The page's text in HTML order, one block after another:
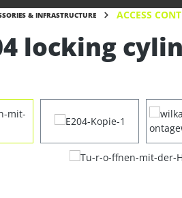
& INFRASTRUCTURE ACCESS
locking